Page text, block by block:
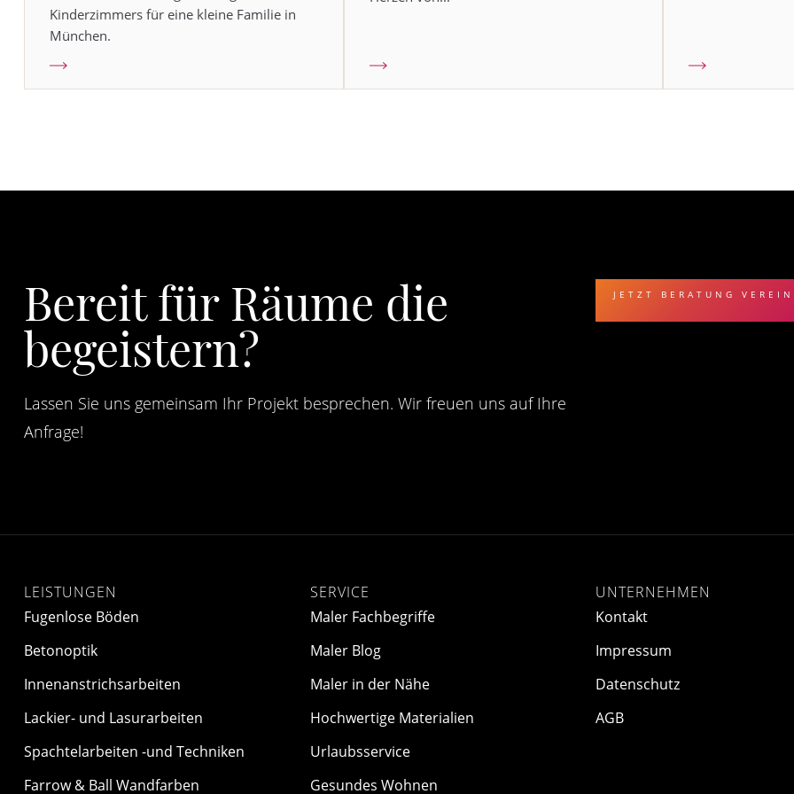
Kinderzimmers für eine kleine Familie in
München.
Bereit für Räume die
begeistern?
Lassen Sie uns gemeinsam Ihr Projekt besprechen. Wir freuen uns auf Ihre
Anfrage!
JETZT BERATUNG
LEISTUNGEN
Fugenlose Böden
Betonoptik
Innenanstrichsarbeiten
Lackier- und Lasurarbeiten
Spachtelarbeiten -und Techniken
Farrow & Ball Wandfarben
SERVICE
Maler Fachbegriffe
Maler Blog
Maler in der Nähe
Hochwertige Materialien
Urlaubsservice
Gesundes Wohnen
UNTERNEHMEN
Kontakt
Impressum
Datenschutz
AGB